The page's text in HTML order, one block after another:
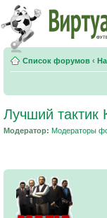
Список форумов ‹
Лучший тактик
Модератор: Модераторы